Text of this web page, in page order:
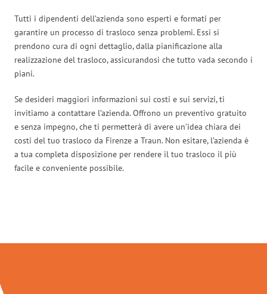
Tutti i dipendenti dell’azienda sono esperti e formati per
garantire un processo di trasloco senza problemi. Essi si
prendono cura di ogni dettaglio, dalla pianificazione alla
realizzazione del trasloco, assicurandosi che tutto vada secondo i
piani.
Se desideri maggiori informazioni sui costi e sui servizi, ti
invitiamo a contattare l’azienda. Offrono un preventivo gratuito
e senza impegno, che ti permetterà di avere un’idea chiara dei
costi del tuo trasloco da Firenze a Traun. Non esitare, l’azienda è
a tua completa disposizione per rendere il tuo trasloco il più
facile e conveniente possibile.